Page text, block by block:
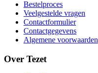
Bestelproces
Veelgestelde vragen
Contactformulier
Contactgegevens
Algemene voorwaarden
Over Tezet